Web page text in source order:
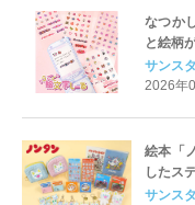
なつか
と絵柄
発売
サンス
2026年
絵本「
したス
サンス